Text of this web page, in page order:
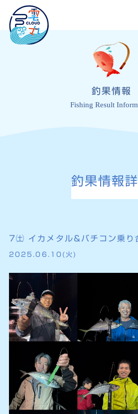
釣果情報
Fishing Result
釣果情報
7㈯ イカメタル&バチコン乗り
2025.06.10(火)